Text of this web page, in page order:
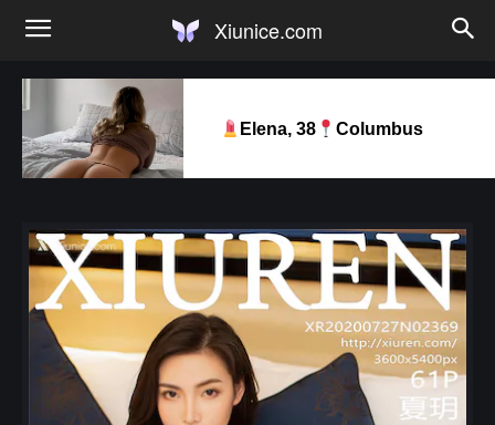
Xiunice.com
Elena, 38 Columbus